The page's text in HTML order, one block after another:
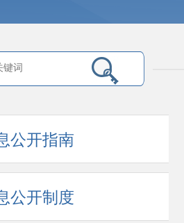
公开指南
公开制度